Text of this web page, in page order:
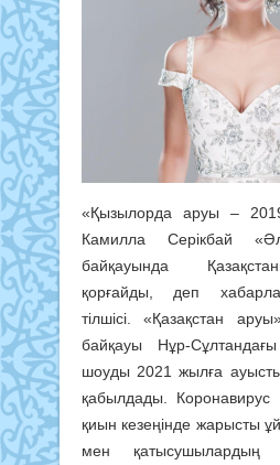
«Қызылорда аруы –
Камилла Серікбай
байқауында
қорғайды, деп
тілшісі. «Қазақстан
байқауы Нұр-
шоуды 2021 жылға
қабылдады. Коронавирус
қиын кезеңінде жарысты
мен қатысушылардың